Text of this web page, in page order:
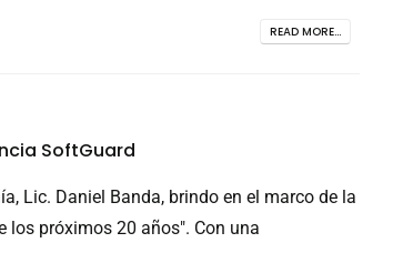
READ MORE...
SoftGuard
Lic. Daniel Banda, brindo en el marco de la
los próximos 20 años". Con una